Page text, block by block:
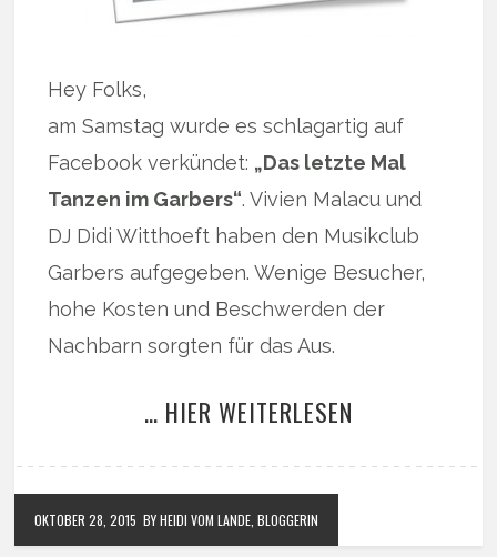
Hey Folks,
am Samstag wurde es schlagartig auf
Facebook verkündet: „Das letzte Mal
Tanzen im Garbers“. Vivien Malacu und
DJ Didi Witthoeft haben den Musikclub
Garbers aufgegeben. Wenige Besucher,
hohe Kosten und Beschwerden der
Nachbarn sorgten für das Aus.
… HIER WEITERLESEN
OKTOBER 28, 2015 BY HEIDI VOM LANDE, BLOGGERIN